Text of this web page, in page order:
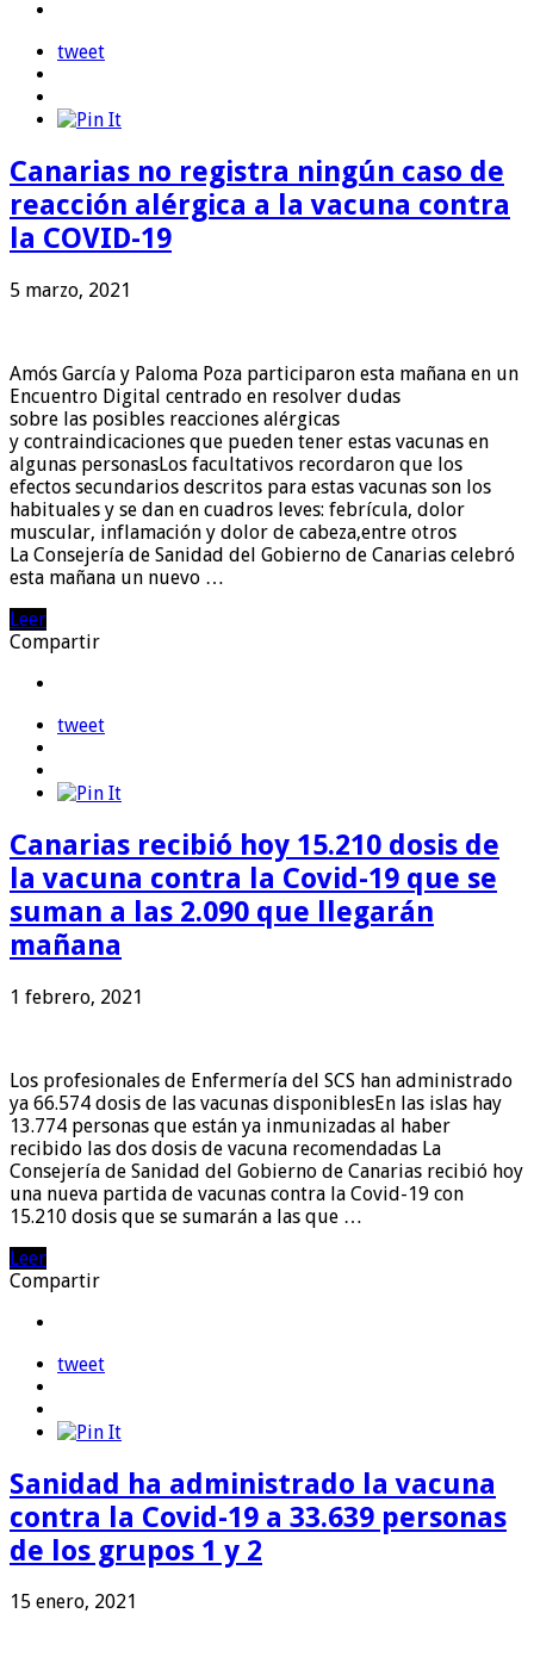
tweet
Canarias no registra ningún caso de
reacción alérgica a la vacuna contra
la COVID-19
5 marzo, 2021
Amós García y Paloma Poza participaron esta mañana en un
Encuentro Digital centrado en resolver dudas
sobre las posibles reacciones alérgicas
y contraindicaciones que pueden tener estas vacunas en
algunas personasLos facultativos recordaron que los
efectos secundarios descritos para estas vacunas son los
habituales y se dan en cuadros leves: febrícula, dolor
muscular, inflamación y dolor de cabeza,entre otros
La Consejería de Sanidad del Gobierno de Canarias celebró
esta mañana un nuevo …
Leer
Compartir
tweet
Canarias recibió hoy 15.210 dosis de
la vacuna contra la Covid-19 que se
suman a las 2.090 que llegarán
mañana
1 febrero, 2021
Los profesionales de Enfermería del SCS han administrado
ya 66.574 dosis de las vacunas disponiblesEn las islas hay
13.774 personas que están ya inmunizadas al haber
recibido las dos dosis de vacuna recomendadas La
Consejería de Sanidad del Gobierno de Canarias recibió hoy
una nueva partida de vacunas contra la Covid-19 con
15.210 dosis que se sumarán a las que …
Leer
Compartir
tweet
Sanidad ha administrado la vacuna
contra la Covid-19 a 33.639 personas
de los grupos 1 y 2
15 enero, 2021